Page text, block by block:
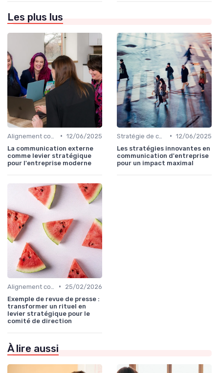
Les plus lus
• 12/06/2025
La communication externe
comme levier stratégique
pour l'entreprise moderne
• 12/06/2025
Les stratégies innovantes en
communication d'entreprise
pour un impact maximal
•
25/02/2026
Exemple de revue de presse :
transformer un rituel en
levier stratégique pour le
comité de direction
À lire aussi